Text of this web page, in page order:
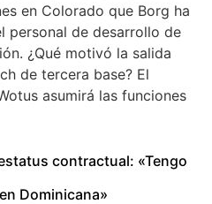
en Colorado que Borg ha
personal de desarrollo de
¿Qué motivó la salida
de tercera base? El
asumirá las funciones
contractual: «Tengo
Dominicana»